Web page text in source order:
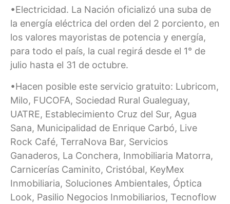
•Electricidad. La Nación oficializó una suba de
la energía eléctrica del orden del 2 porciento, en
los valores mayoristas de potencia y energía,
para todo el país, la cual regirá desde el 1° de
julio hasta el 31 de octubre.
•Hacen posible este servicio gratuito: Lubricom,
Milo, FUCOFA, Sociedad Rural Gualeguay,
UATRE, Establecimiento Cruz del Sur, Agua
Sana, Municipalidad de Enrique Carbó, Live
Rock Café, TerraNova Bar, Servicios
Ganaderos, La Conchera, Inmobiliaria Matorra,
Carnicerías Caminito, Cristóbal, KeyMex
Inmobiliaria, Soluciones Ambientales, Óptica
Look, Pasilio Negocios Inmobiliarios, Tecnoflow